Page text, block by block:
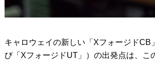
キャロウェイの新しい「XフォージドCB
び「XフォージドUT」）の出発点は、こ